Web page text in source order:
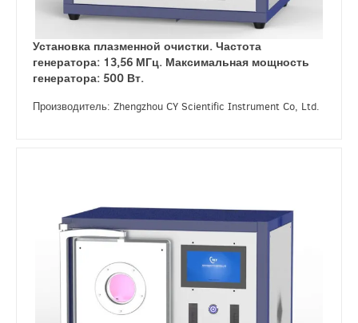
Установка плазменной очистки. Частота
генератора: 13,56 МГц. Максимальная мощность
генератора: 500 Вт.
Производитель: Zhengzhou CY Scientific Instrument Co, Ltd.